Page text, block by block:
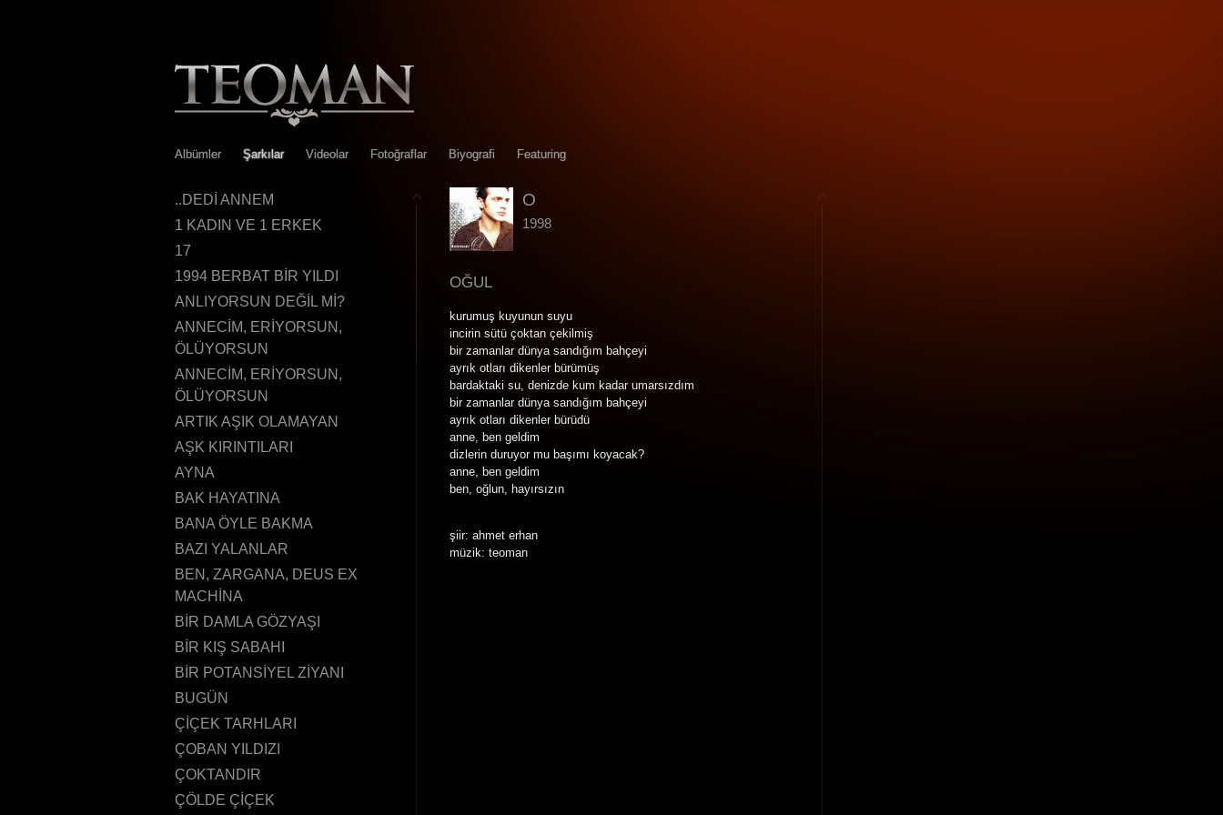
Albümler Şarkılar Videolar Fotoğraflar Biyografi Featuring
..DEDİ ANNEM
1 KADIN VE 1 ERKEK
17
1994 BERBAT BİR YILDI
ANLIYORSUN DEĞİL Mİ?
ANNECİM, ERİYORSUN,
ÖLÜYORSUN
ANNECİM, ERİYORSUN,
ÖLÜYORSUN
ARTIK AŞIK OLAMAYAN
AŞK KIRINTILARI
AYNA
BAK HAYATINA
BANA ÖYLE BAKMA
BAZI YALANLAR
BEN, ZARGANA, DEUS EX
MACHİNA
BİR DAMLA GÖZYAŞI
BİR KIŞ SABAHI
BİR POTANSİYEL ZİYANI
BUGÜN
ÇİÇEK TARHLARI
ÇOBAN YILDIZI
ÇOKTANDIR
ÇÖLDE ÇİÇEK
O
1998
OĞUL
kurumuş kuyunun suyu
incirin sütü çoktan çekilmiş
bir zamanlar dünya sandığım bahçeyi
ayrık otları dikenler bürümüş
bardaktaki su, denizde kum kadar umarsızdım
bir zamanlar dünya sandığım bahçeyi
ayrık otları dikenler bürüdü
anne, ben geldim
dizlerin duruyor mu başımı koyacak?
anne, ben geldim
ben, oğlun, hayırsızın
şiir: ahmet erhan
müzik: teoman